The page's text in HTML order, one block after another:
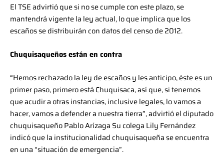
El TSE advirtió que si no se cumple con este plazo, se
mantendrá vigente la ley actual, lo que implica que los
escaños se distribuirán con datos del censo de 2012.
Chuquisaqueños están en contra
“Hemos rechazado la ley de escaños y les anticipo, éste es un
primer paso, primero está Chuquisaca, así que, si tenemos
que acudir a otras instancias, inclusive legales, lo vamos a
hacer, vamos a defender a nuestra tierra”, advirtió el diputado
chuquisaqueño Pablo Arízaga Su colega Lily Fernández
indicó que la institucionalidad chuquisaqueña se encuentra
en una “situación de emergencia”.